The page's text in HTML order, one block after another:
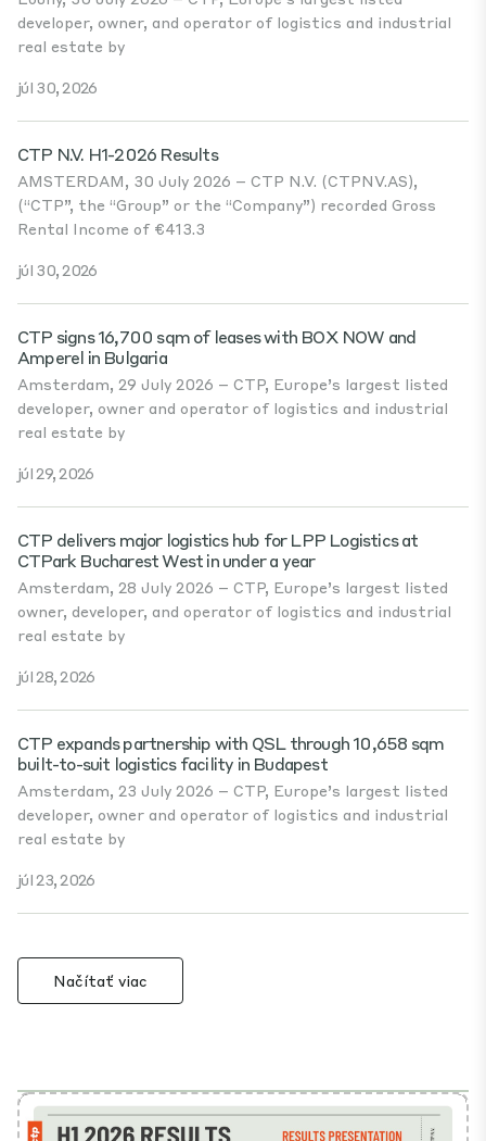
developer, owner, and operator of logistics and industrial
real estate by
júl 30, 2026
CTP N.V. H1-2026 Results
AMSTERDAM, 30 July 2026 – CTP N.V. (CTPNV.AS),
(“CTP”, the “Group” or the “Company”) recorded Gross
Rental Income of €413.3
júl 30, 2026
CTP signs 16,700 sqm of leases with BOX NOW and
Amperel in Bulgaria
Amsterdam, 29 July 2026 – CTP, Europe’s largest listed
developer, owner and operator of logistics and industrial
real estate by
júl 29, 2026
CTP delivers major logistics hub for LPP Logistics at
CTPark Bucharest West in under a year
Amsterdam, 28 July 2026 – CTP, Europe’s largest listed
owner, developer, and operator of logistics and industrial
real estate by
júl 28, 2026
CTP expands partnership with QSL through 10,658 sqm
built-to-suit logistics facility in Budapest
Amsterdam, 23 July 2026 – CTP, Europe’s largest listed
developer, owner and operator of logistics and industrial
real estate by
júl 23, 2026
Načítať viac